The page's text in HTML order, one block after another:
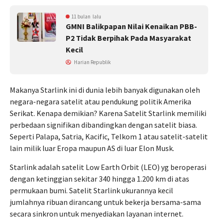
11 bulan lalu
GMNI Balikpapan Nilai Kenaikan PBB-
P2 Tidak Berpihak Pada Masyarakat
Kecil
Harian Republik
Makanya Starlink ini di dunia lebih banyak digunakan oleh
negara-negara satelit atau pendukung politik Amerika
Serikat. Kenapa demikian? Karena Satelit Starlink memiliki
perbedaan signifikan dibandingkan dengan satelit biasa.
Seperti Palapa, Satria, Kacific, Telkom 1 atau satelit-satelit
lain milik luar Eropa maupun AS di luar Elon Musk.
Starlink adalah satelit Low Earth Orbit (LEO) yg beroperasi
dengan ketinggian sekitar 340 hingga 1.200 km di atas
permukaan bumi. Satelit Starlink ukurannya kecil
jumlahnya ribuan dirancang untuk bekerja bersama-sama
secara sinkron untuk menyediakan layanan internet.